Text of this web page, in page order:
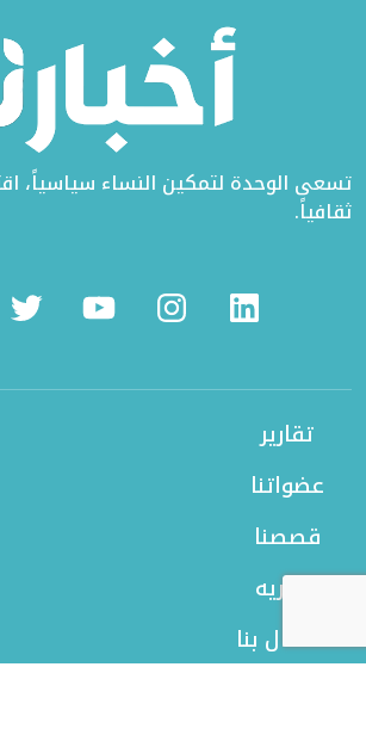
تسعى الوحدة لتمكين النساء سياسياً،
ثقافياً.
TwitterYoutubeInstagramLinkedin
تقارير
عضواتنا
قصصنا
بورتريه
الاتصال بنا